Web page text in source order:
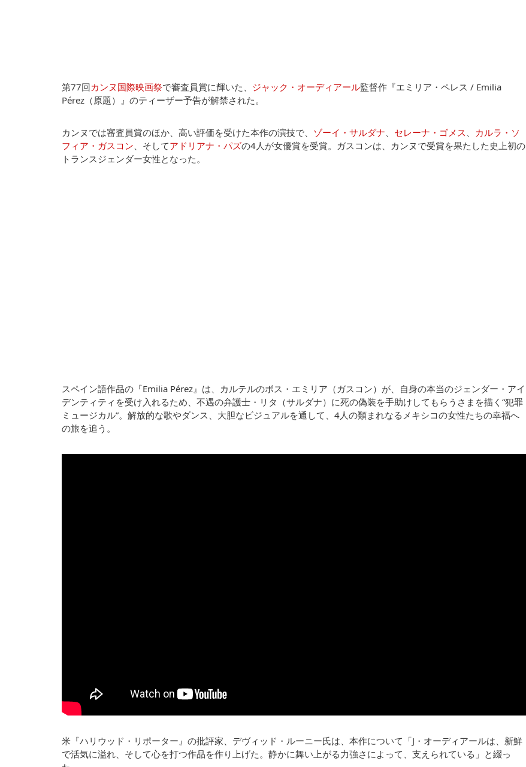
第77回カンヌ国際映画祭で審査員賞に輝いた、 ジャック・オーディアール監督作『エミリア・ペレス / Emilia
Pérez（原題）』のティーザー予告が解禁された。
カンヌでは審査員賞のほか、高い評価を受けた本作の演技で、 ゾーイ・サルダナ セレーナ・ゴメス
カルラ・ソ
フィア・ガスコン 、そしてアドリアナ・パズの4人が女優賞を受賞。ガスコンは、カンヌで受賞を果たした史上初の
トランスジェンダー女性となった。
スペイン語作品の『Emilia Pérez』は、カルテルのボス・エミリア（ガスコン）が、自身の本当のジェンダー・アイ
デンティティを受け入れるため、不遇の弁護士・リタ（サルダナ）に死の偽装を手助けしてもらうさまを描く“犯罪
ミュージカル”。解放的な歌やダンス、大胆なビジュアルを通して、4人の類まれなるメキシコの女性たちの幸福へ
の旅を追う。
米『ハリウッド・リポーター』の批評家、デヴィッド・ルーニー氏は、本作について「J・オーディアールは、新鮮
で活気に溢れ、そして心を打つ作品を作り上げた。静かに舞い上がる力強さによって、支えられている」と綴っ